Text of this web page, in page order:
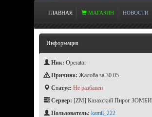
ГЛАВНАЯ МАГАЗИН НОВОСТИ
Информация
Ник: Operator
Причина: Жалоба за 30.05
Статус: Не разбанен
Сервер: [ZM] Казахский Пирог ЗОМБИ
Пользователь: kamil_222